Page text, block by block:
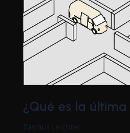
¿Qué es la
Rasmus Leichter